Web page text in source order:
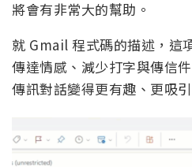
將會有非常大的幫助。
就 Gmail 程式碼的描述，這
傳達情感、減少打字與傳信
傳訊對話變得更有趣、更吸引